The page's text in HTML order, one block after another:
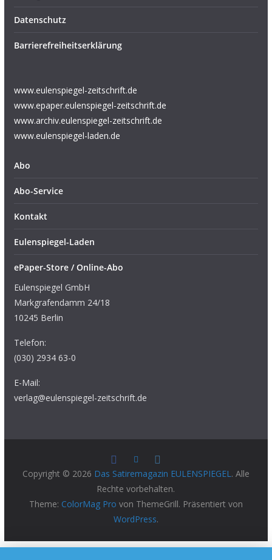
Datenschutz
Barrierefreiheitserklärung
www.eulenspiegel-zeitschrift.de
www.epaper.eulenspiegel-zeitschrift.de
www.archiv.eulenspiegel-zeitschrift.de
www.eulenspiegel-laden.de
Abo
Abo-Service
Kontakt
Eulenspiegel-Laden
ePaper-Store / Online-Abo
Eulenspiegel GmbH
Markgrafendamm 24/18
10245 Berlin
Telefon:
(030) 2934 63-0
E-Mail:
verlag@eulenspiegel-zeitschrift.de
Copyright © 2026 Das Satiremagazin EULENSPIEGEL. Alle
Rechte vorbehalten.
Theme: ColorMag Pro von ThemeGrill. Präsentiert von
WordPress.